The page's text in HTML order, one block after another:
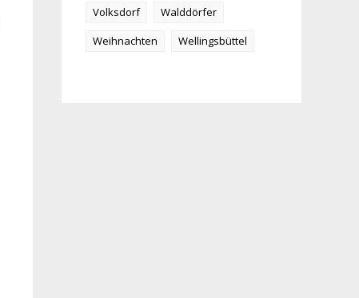
Volksdorf
Walddörfer
Weihnachten
Wellingsbüttel